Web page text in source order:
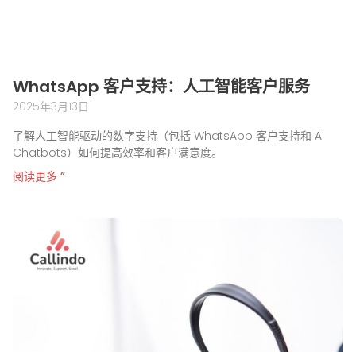
WhatsApp 客户支持：人工智能客户服务
2025年3月13日
了解人工智能驱动的数字支持（包括 WhatsApp 客户支持和 AI
Chatbots）如何提高效率和客户满意度。
阅读更多 ”